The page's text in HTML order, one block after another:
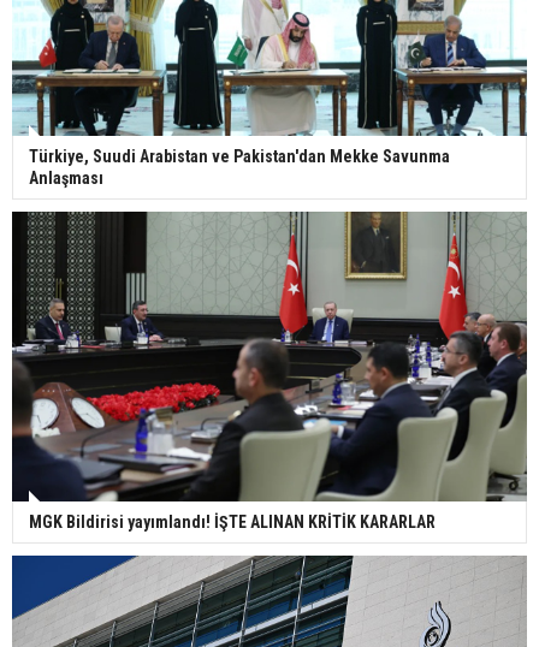
Türkiye, Suudi Arabistan ve Pakistan'dan Mekke Savunma
Anlaşması
MGK Bildirisi yayımlandı! İŞTE ALINAN KRİTİK KARARLAR